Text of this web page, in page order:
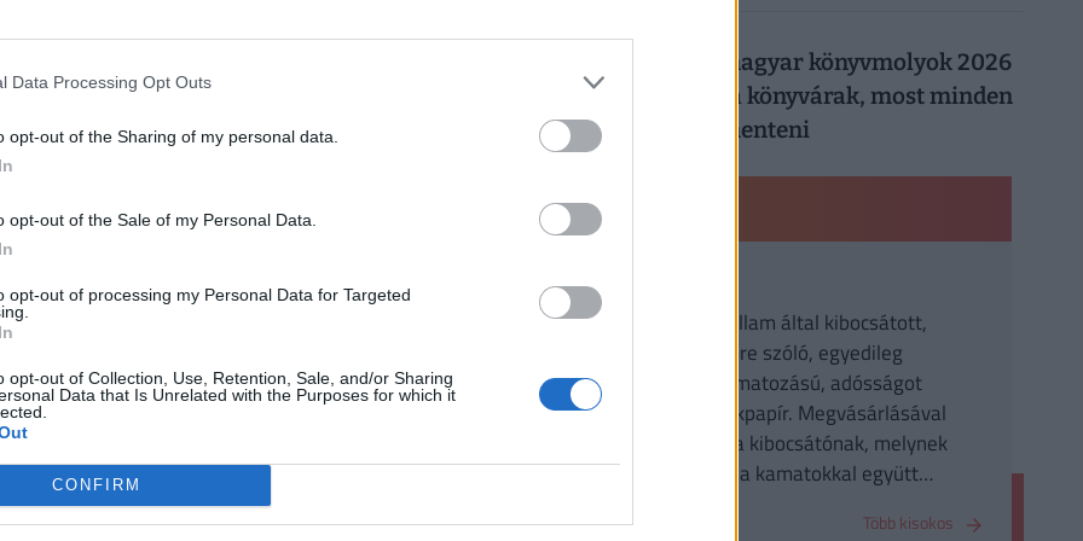
Data Processing Opt Outs
opt-out of the Sharing of my personal data.
opt-out of the Sale of my Personal Data.
opt-out of processing my Personal Data for Targeted
opt-out of Collection, Use, Retention, Sale, and/or Sharing
Data that Is Unrelated with the Purposes for which it
CONFIRM
tovább nőtt, miközben az alacsonyabb
merik kimondani: a közösségi média
mindez a mentális egészségünkkel? Pszichológust
támogatás: ezek a feltételek, így kell
támogatást nyújtani az időszakosan vagy tartósan
2026. augusztus 5.
Így trükköznek a magyar könyvmolyok 2026
nyarán: elszálltak a könyvárak, most minden
forintot meg kell menteni
PÉNZÜGYI KISOKOS
Kötvény
Egy vállalat vagy állam által kibocsátott,
meghatározott időre szóló, egyedileg
meghatározott kamatozású, adósságot
megtestesítő értékpapír. Megvásárlásával
kölcsönt nyújtunk a kibocsátónak, melynek
visszafizetését az a kamatokkal együtt
Több kisokos